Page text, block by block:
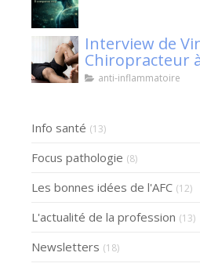
Interview de Vincent RENARD
Chiropracteur
Klaser.
anti-inflammatoire
Info santé (13)
Focus pathologie (8)
Les bonnes idées de l'AFC (12)
L'actualité de la profession (13)
Newsletters (18)